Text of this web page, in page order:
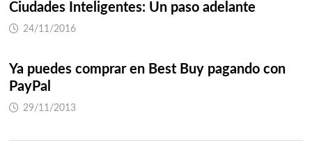
Ciudades Inteligentes: Un paso adelante
24/11/2016
Ya puedes comprar en Best Buy pagando con
PayPal
29/11/2013